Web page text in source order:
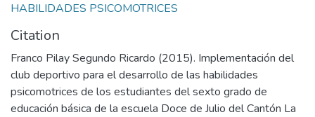
HABILIDADES PSICOMOTRICES
Citation
Franco Pilay Segundo Ricardo (2015). Implementación del
club deportivo para el desarrollo de las habilidades
psicomotrices de los estudiantes del sexto grado de
educación básica de la escuela Doce de Julio del Cantón La